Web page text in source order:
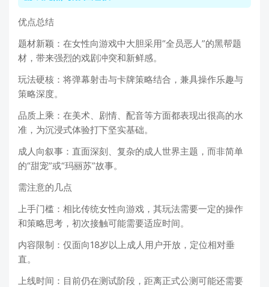
优点总结
题材新颖：在女性向游戏中大胆采用“全员恶人”的黑帮题
材，带来强烈的戏剧冲突和新鲜感。
玩法硬核：将弹幕射击与卡牌策略结合，兼具操作乐趣与
策略深度。
品质上乘：在美术、剧情、配音等方面都表现出很高的水
准，为沉浸式体验打下坚实基础。
成人向叙事：直面深刻、复杂的成人世界主题，而非简单
的“甜宠”或“玛丽苏”故事。
需注意的几点
上手门槛：相比传统女性向游戏，其玩法需要一定的操作
和策略思考，初次接触可能需要适应时间。
内容限制：仅面向18岁以上成人用户开放，定位相对垂
直。
上线时间：目前仍在测试阶段，距离正式公测可能还需要